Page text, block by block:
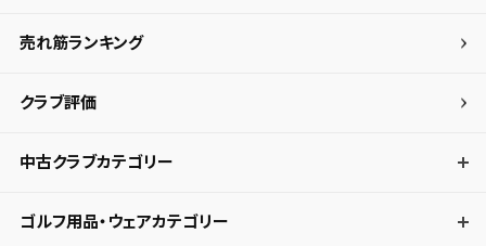
売れ筋ランキング
クラブ評価
中古クラブカテゴリー
ゴルフ用品・ウェアカテゴリー